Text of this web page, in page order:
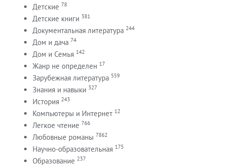
Детские 78
Детские книги 381
Документальная литература 244
Дом и дача 74
Дом и Семья 142
Жанр не определен 17
Зарубежная литература 559
Знания и навыки 327
История 243
Компьютеры и Интернет 12
Легкое чтение 766
Любовные романы 7862
Научно-образовательная 175
Образование 237